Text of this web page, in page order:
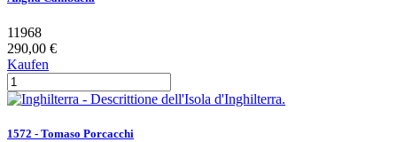
11968
290,00 €
Kaufen
1572 - Tomaso Porcacchi